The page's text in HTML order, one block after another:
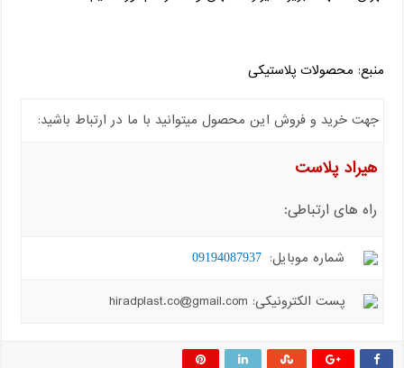
منبع: محصولات پلاستیکی
جهت خرید و فروش این محصول میتوانید با ما در ارتباط باشید:
هیراد پلاست
راه های ارتباطی:
شماره موبایل: 09194087937
پست الکترونیکی: hiradplast.co@gmail.com